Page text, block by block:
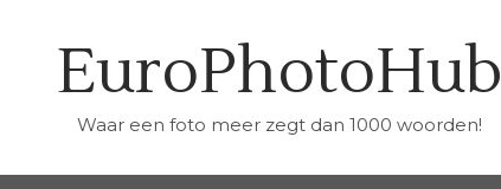
EuroPhotoHub
Waar een foto meer zegt dan 1000 woorden!